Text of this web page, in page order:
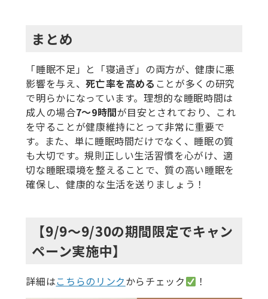
まとめ
「睡眠不足」と「寝過ぎ」の両方が、健康に悪
影響を与え、死亡率を高める ことが多くの研究
で明らかになっています。理想的な睡眠時間は
成人の場合7〜9時間が目安とされており、これ
を守ることが健康維持にとって非常に重要で
す。また、単に睡眠時間だけでなく、睡眠の質
も大切です。規則正しい生活習慣を心がけ、適
切な睡眠環境を整えることで、質の高い睡眠を
確保し、健康的な生活を送りましょう！
【9/9～9/30の期間限定でキャン
ペーン実施中】
詳細はこちらのリンクからチェック ！